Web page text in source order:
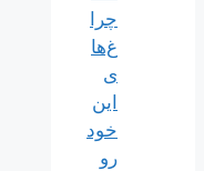
چرا
غ‌ها
ی
این
خود
رو